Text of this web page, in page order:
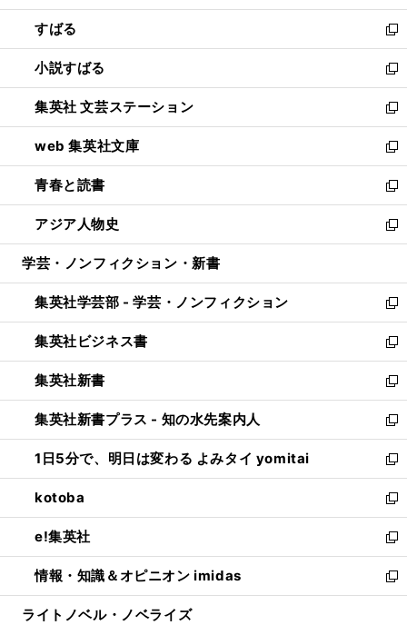
開
く
ウ
で
開
く
ン
ド
ウ
で
開
く
すばる
新
し
い
ウ
ィ
ン
ド
ウ
で
開
く
小説すばる
新
し
い
ウ
ィ
ン
ド
ウ
で
開
集英社 文芸ステーション
新
し
い
ウ
ィ
ン
ド
ウ
開
く
web 集英社文庫
新
し
い
ウ
ィ
ン
ウ
で
開
く
青春と読書
新
し
い
ウ
ン
ド
ウ
で
開
く
アジア人物史
新
し
ウ
ィ
ン
ド
ウ
で
開
く
学芸・ノンフィクション・新書
集英社学芸部 - 学芸・ノンフィクション
新
し
い
ウ
ィ
ン
ド
ウ
で
開
く
集英社ビジネス書
新
し
い
ウ
ィ
ン
ド
ウ
で
開
く
集英社新書
新
し
い
ウ
ィ
ン
ド
ウ
で
開
く
集英社新書プラス - 知の水先案内人
新
し
い
ウ
ィ
ン
ド
ウ
で
開
1日5分で、明日は変わる よみタイ yomitai
新
し
い
ウ
ィ
ン
ド
ウ
kotoba
新
し
い
ウ
ィ
ン
e!集英社
新
し
い
ウ
情報・知識＆オピニオン imidas
新
し
ライトノベル・ノベライズ